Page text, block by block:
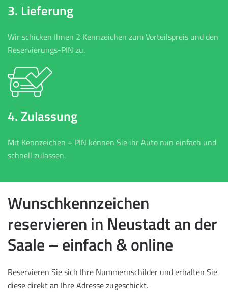
3. Lieferung
Wir schicken Ihnen 2 Kennzeichen zum Vorteilspreis und den
Reservierungs-PIN zu.
4. Zulassung
Mit Kennzeichen + PIN können Sie ihr Auto nun einfach und
schnell zulassen.
Wunschkennzeichen
reservieren in Neustadt an der
Saale – einfach & online
Reservieren Sie sich Ihre Nummernschilder und erhalten Sie
diese direkt an Ihre Adresse zugeschickt.